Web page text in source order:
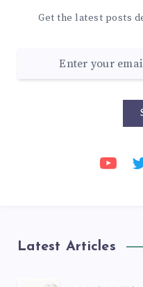
Get the latest posts
Latest Articles